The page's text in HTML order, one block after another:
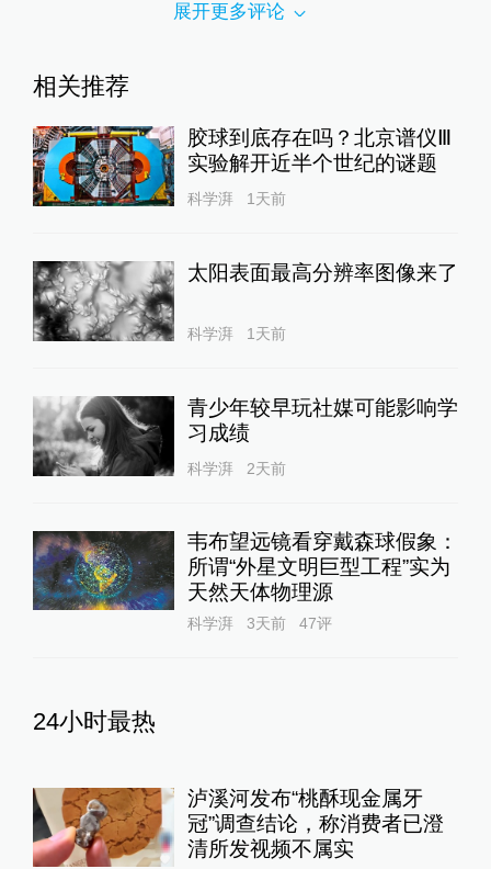
展开更多评论
相关推荐
胶球到底存在吗？北京谱仪Ⅲ
实验解开近半个世纪的谜题
科学湃 1天前
太阳表面最高分辨率图像来了
科学湃 1天前
青少年较早玩社媒可能影响学
习成绩
科学湃 2天前
韦布望远镜看穿戴森球假象：
所谓“外星文明巨型工程”实为
天然天体物理源
科学湃 3天前 47评
24小时最热
泸溪河发布“桃酥现金属牙
冠”调查结论，称消费者已澄
清所发视频不属实